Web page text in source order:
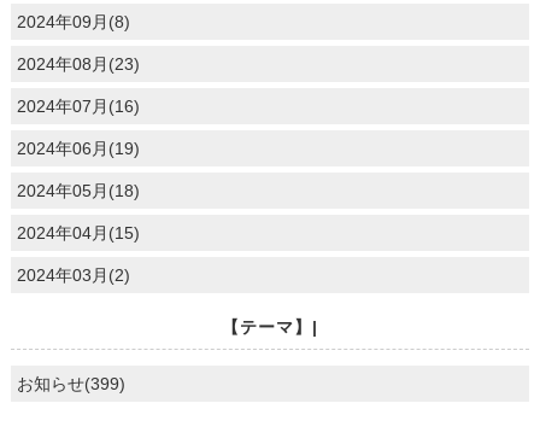
2024年09月(8)
2024年08月(23)
2024年07月(16)
2024年06月(19)
2024年05月(18)
2024年04月(15)
2024年03月(2)
【テーマ】|
お知らせ(399)